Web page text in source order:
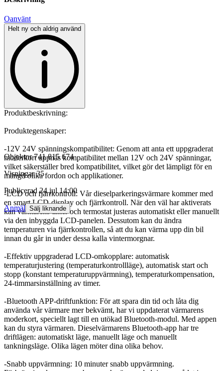
Oanvänt
Helt ny och aldrig använd
Produktbeskrivning:
Produktegenskaper:
-12V 24V spänningskompatibilitet: Genom att anta ett uppgraderat
moderkort uppnås kompatibilitet mellan 12V och 24V spänningar,
vilket säkerställer bred kompatibilitet, vilket gör det lämpligt för en
mängd olika fordon och applikationer.
-LCD och fjärrkontroll: Vår dieselparkeringsvärmare kommer med
en smart LCD-display och fjärrkontroll. När den väl har aktiverats
kan värmarens timer och termostat justeras automatiskt eller manuellt
via den inbyggda LCD-panelen. Dessutom kan du ändra
temperaturen via fjärrkontrollen, så att du kan värma upp din bil
innan du går in under dessa kalla vintermorgnar.
-Effektiv uppgraderad LCD-omkopplare: automatisk
temperaturjustering (temperaturkontrollläge), automatisk start och
stopp (konstant temperaturuppvärmning), temperaturkompensation,
24-timmarsinställning av timer.
-Bluetooth APP-driftfunktion: För att spara din tid och låta dig
använda vår värmare mer bekvämt, har vi uppdaterat värmarens
moderkort, speciellt lagt till en utökad Bluetooth-modul. Med appen
kan du styra värmaren. Dieselvärmarens Bluetooth-app har tre
driftlägen: automatiskt läge, manuellt läge och manuellt
tankningsläge. Olika lägen möter dina olika behov.
-Snabb uppvärmning: 10 minuter snabb uppvärmning.
Objektnr 741 815 674
Visningar 35
Publicerad 24 jul 14:00
Anmäl Sälj liknande